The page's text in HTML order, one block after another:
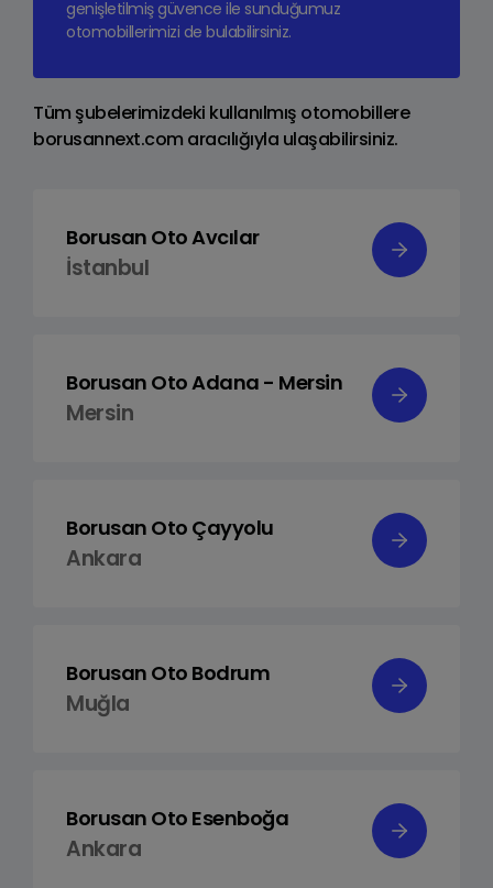
genişletilmiş güvence ile sunduğumuz
otomobillerimizi de bulabilirsiniz.
Tüm şubelerimizdeki kullanılmış otomobillere
borusannext.com aracılığıyla ulaşabilirsiniz.
Borusan Oto Avcılar
İstanbul
Borusan Oto Adana - Mersin
Mersin
Borusan Oto Çayyolu
Ankara
Borusan Oto Bodrum
Muğla
Borusan Oto Esenboğa
Ankara